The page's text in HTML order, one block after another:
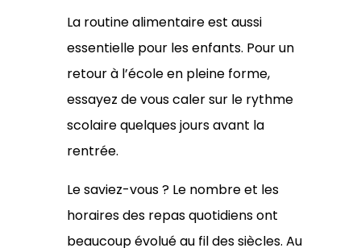
La routine alimentaire est aussi
essentielle pour les enfants. Pour un
retour à l’école en pleine forme,
essayez de vous caler sur le rythme
scolaire quelques jours avant la
rentrée.
Le saviez-vous ? Le nombre et les
horaires des repas quotidiens ont
beaucoup évolué au fil des siècles. Au